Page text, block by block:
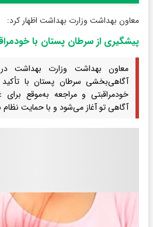
معاون بهداشت وزارت بهداشت اظهار کرد:
پیشگیری از سرطان پستان با
معاون بهداشت وزارت بهداشت
آگاهی‌بخشی سرطان پستان با
خودمراقبتی و مراجعه به‌موقع
آگاهی تو آغاز می‌شود و با حمایت نظام